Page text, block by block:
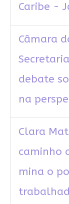
Caribe -
Câmara
debate
na
Clara
caminho
mina o